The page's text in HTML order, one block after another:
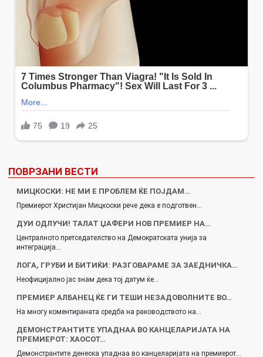
ПОВРЗАНИ ВЕСТИ
МИЦКОСКИ: НЕ МИ Е ПРОБЛЕМ ЌЕ ПОЈДАМ…
Премиерот Христијан Мицкоски рече дека е подготвен…
ДУИ ОДЛУЧИ! ТАЛАТ ЏАФЕРИ НОВ ПРЕМИЕР НА…
Централното претседателство на Демократската унија за
интеграција…
ЛОГА, ГРУБИ И БИТИЌИ: РАЗГОВАРАМЕ ЗА ЗАЕДНИЧКА…
Неофицијално јас знам дека тој датум ќе…
ПРЕМИЕР АЛБАНЕЦ ЌЕ ГИ ТЕШИ НЕЗАДОВОЛНИТЕ ВО…
На многу коментираната средба на раководството на…
ДЕМОНСТРАНТИТЕ УПАДНАА ВО КАНЦЕЛАРИЈАТА НА
ПРЕМИЕРОТ: ХАОСОТ…
Демонстрантите денеска упаднаа во канцеларијата на премиерот…